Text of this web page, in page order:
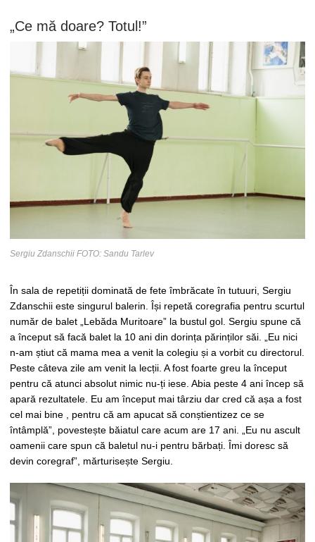
„Ce mă doare? Totul!”
Sergiu Zdanschii FOTO: Sandu Tarlev
În sala de repetiții dominată de fete îmbrăcate în tutuuri, Sergiu
Zdanschii este singurul balerin. Își repetă coregrafia pentru scurtul
număr de balet „Lebăda Muritoare” la bustul gol. Sergiu spune că
a început să facă balet la 10 ani din dorința părinților săi. „Eu nici
n-am știut că mama mea a venit la colegiu și a vorbit cu directorul.
Peste câteva zile am venit la lecții. A fost foarte greu la început
pentru că atunci absolut nimic nu-ți iese. Abia peste 4 ani încep să
apară rezultatele. Eu am început mai târziu dar cred că așa a fost
cel mai bine , pentru că am apucat să conștientizez ce se
întâmplă”, povestește băiatul care acum are 17 ani. „Eu nu ascult
oamenii care spun că baletul nu-i pentru bărbați. Îmi doresc să
devin coregraf”, mărturisește Sergiu.